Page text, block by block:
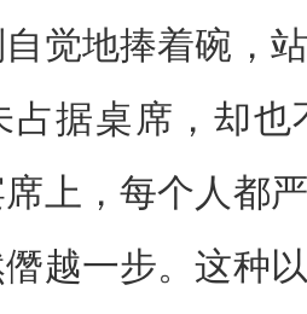
觉地捧着碗，
占据桌席，却
上，每个人都
越一步。这种